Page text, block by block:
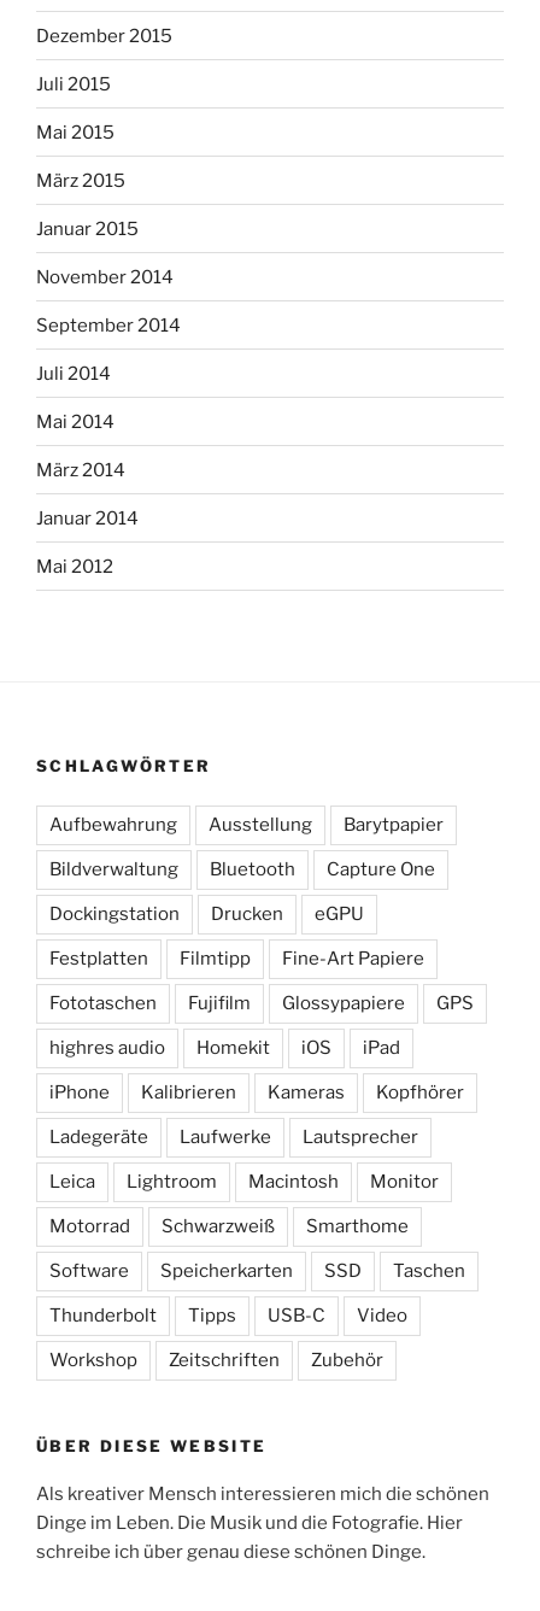
Dezember 2015
Juli 2015
Mai 2015
März 2015
Januar 2015
November 2014
September 2014
Juli 2014
Mai 2014
März 2014
Januar 2014
Mai 2012
SCHLAGWÖRTER
Aufbewahrung Ausstellung Barytpapier
Bildverwaltung Bluetooth Capture One
Dockingstation Drucken eGPU
Festplatten Filmtipp Fine-Art Papiere
Fototaschen Fujifilm Glossypapiere GPS
highres audio Homekit iOS iPad
iPhone Kalibrieren Kameras Kopfhörer
Ladegeräte Laufwerke Lautsprecher
Leica Lightroom Macintosh Monitor
Motorrad Schwarzweiß Smarthome
Software Speicherkarten SSD Taschen
Thunderbolt Tipps USB-C Video
Workshop Zeitschriften Zubehör
ÜBER DIESE WEBSITE
Als kreativer Mensch interessieren mich die schönen
Dinge im Leben. Die Musik und die Fotografie. Hier
schreibe ich über genau diese schönen Dinge.